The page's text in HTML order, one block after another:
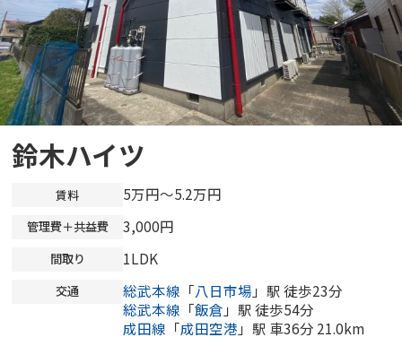
鈴木ハイツ
賃料 5万円～5.2万円
管理費＋共益費 3,000円
間取り 1LDK
交通 総武本線 「八日市場 」駅 徒歩23分
総武本線 「飯倉 」駅 徒歩54分
成田線 「成田空港 」駅 車36分 21.0km